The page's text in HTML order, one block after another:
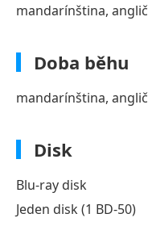
mandarínština,
Doba běhu
mandarínština,
Disk
Blu-ray disk
Jeden disk (1 BD-50)